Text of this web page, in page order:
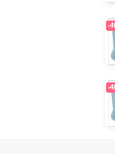
-
-